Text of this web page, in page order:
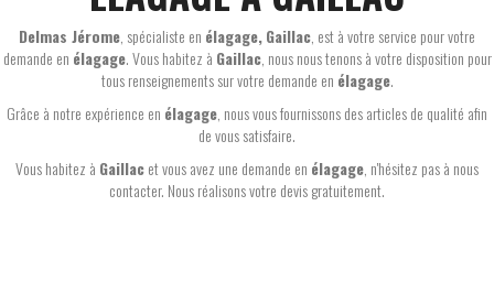
Delmas Jérome, spécialiste en élagage,Gaillac, est à votre service pour votre
demande en élagage. Vous habitez à Gaillac, nous nous tenons à votre disposition pour
tous renseignements sur votre demande en élagage.
Grâce à notre expérience en élagage, nous vous fournissons des articles de qualité afin
de vous satisfaire.
Vous habitez à Gaillacet vous avez une demande en élagage, n'hésitez pas à nous
contacter. Nous réalisons votre devis gratuitement.